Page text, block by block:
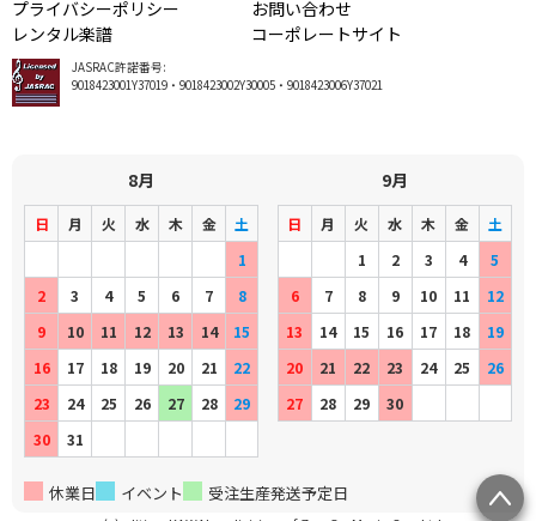
プライバシーポリシー
お問い合わせ
レンタル楽譜
コーポレートサイト
JASRAC許諾番号:
9018423001Y37019・9018423002Y30005・9018423006Y37021
8月
日 月 火 水 木 金
土
1
2
3 4 5 6 7
8
9
10 11 12 13 14
15
16
17 18 19 20 21
22
23
24 25 26 27 28
29
30
31
9月
日 月 火 水 木 金
土
1
2 3 4
5
6
7 8 9 10 11
12
13
14 15 16 17 18
19
20
21 22 23 24 25
26
27
28 29 30
休業日 イベント 受注生産発送予定日